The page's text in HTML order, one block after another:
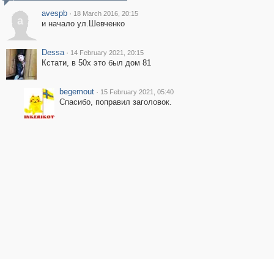
a
avespb · 18 March 2016, 20:15
и начало ул.Шевченко
Dessa · 14 February 2021, 20:15
Кстати, в 50х это был дом 81
begemout · 15 February 2021, 05:40
Спасибо, поправил заголовок.